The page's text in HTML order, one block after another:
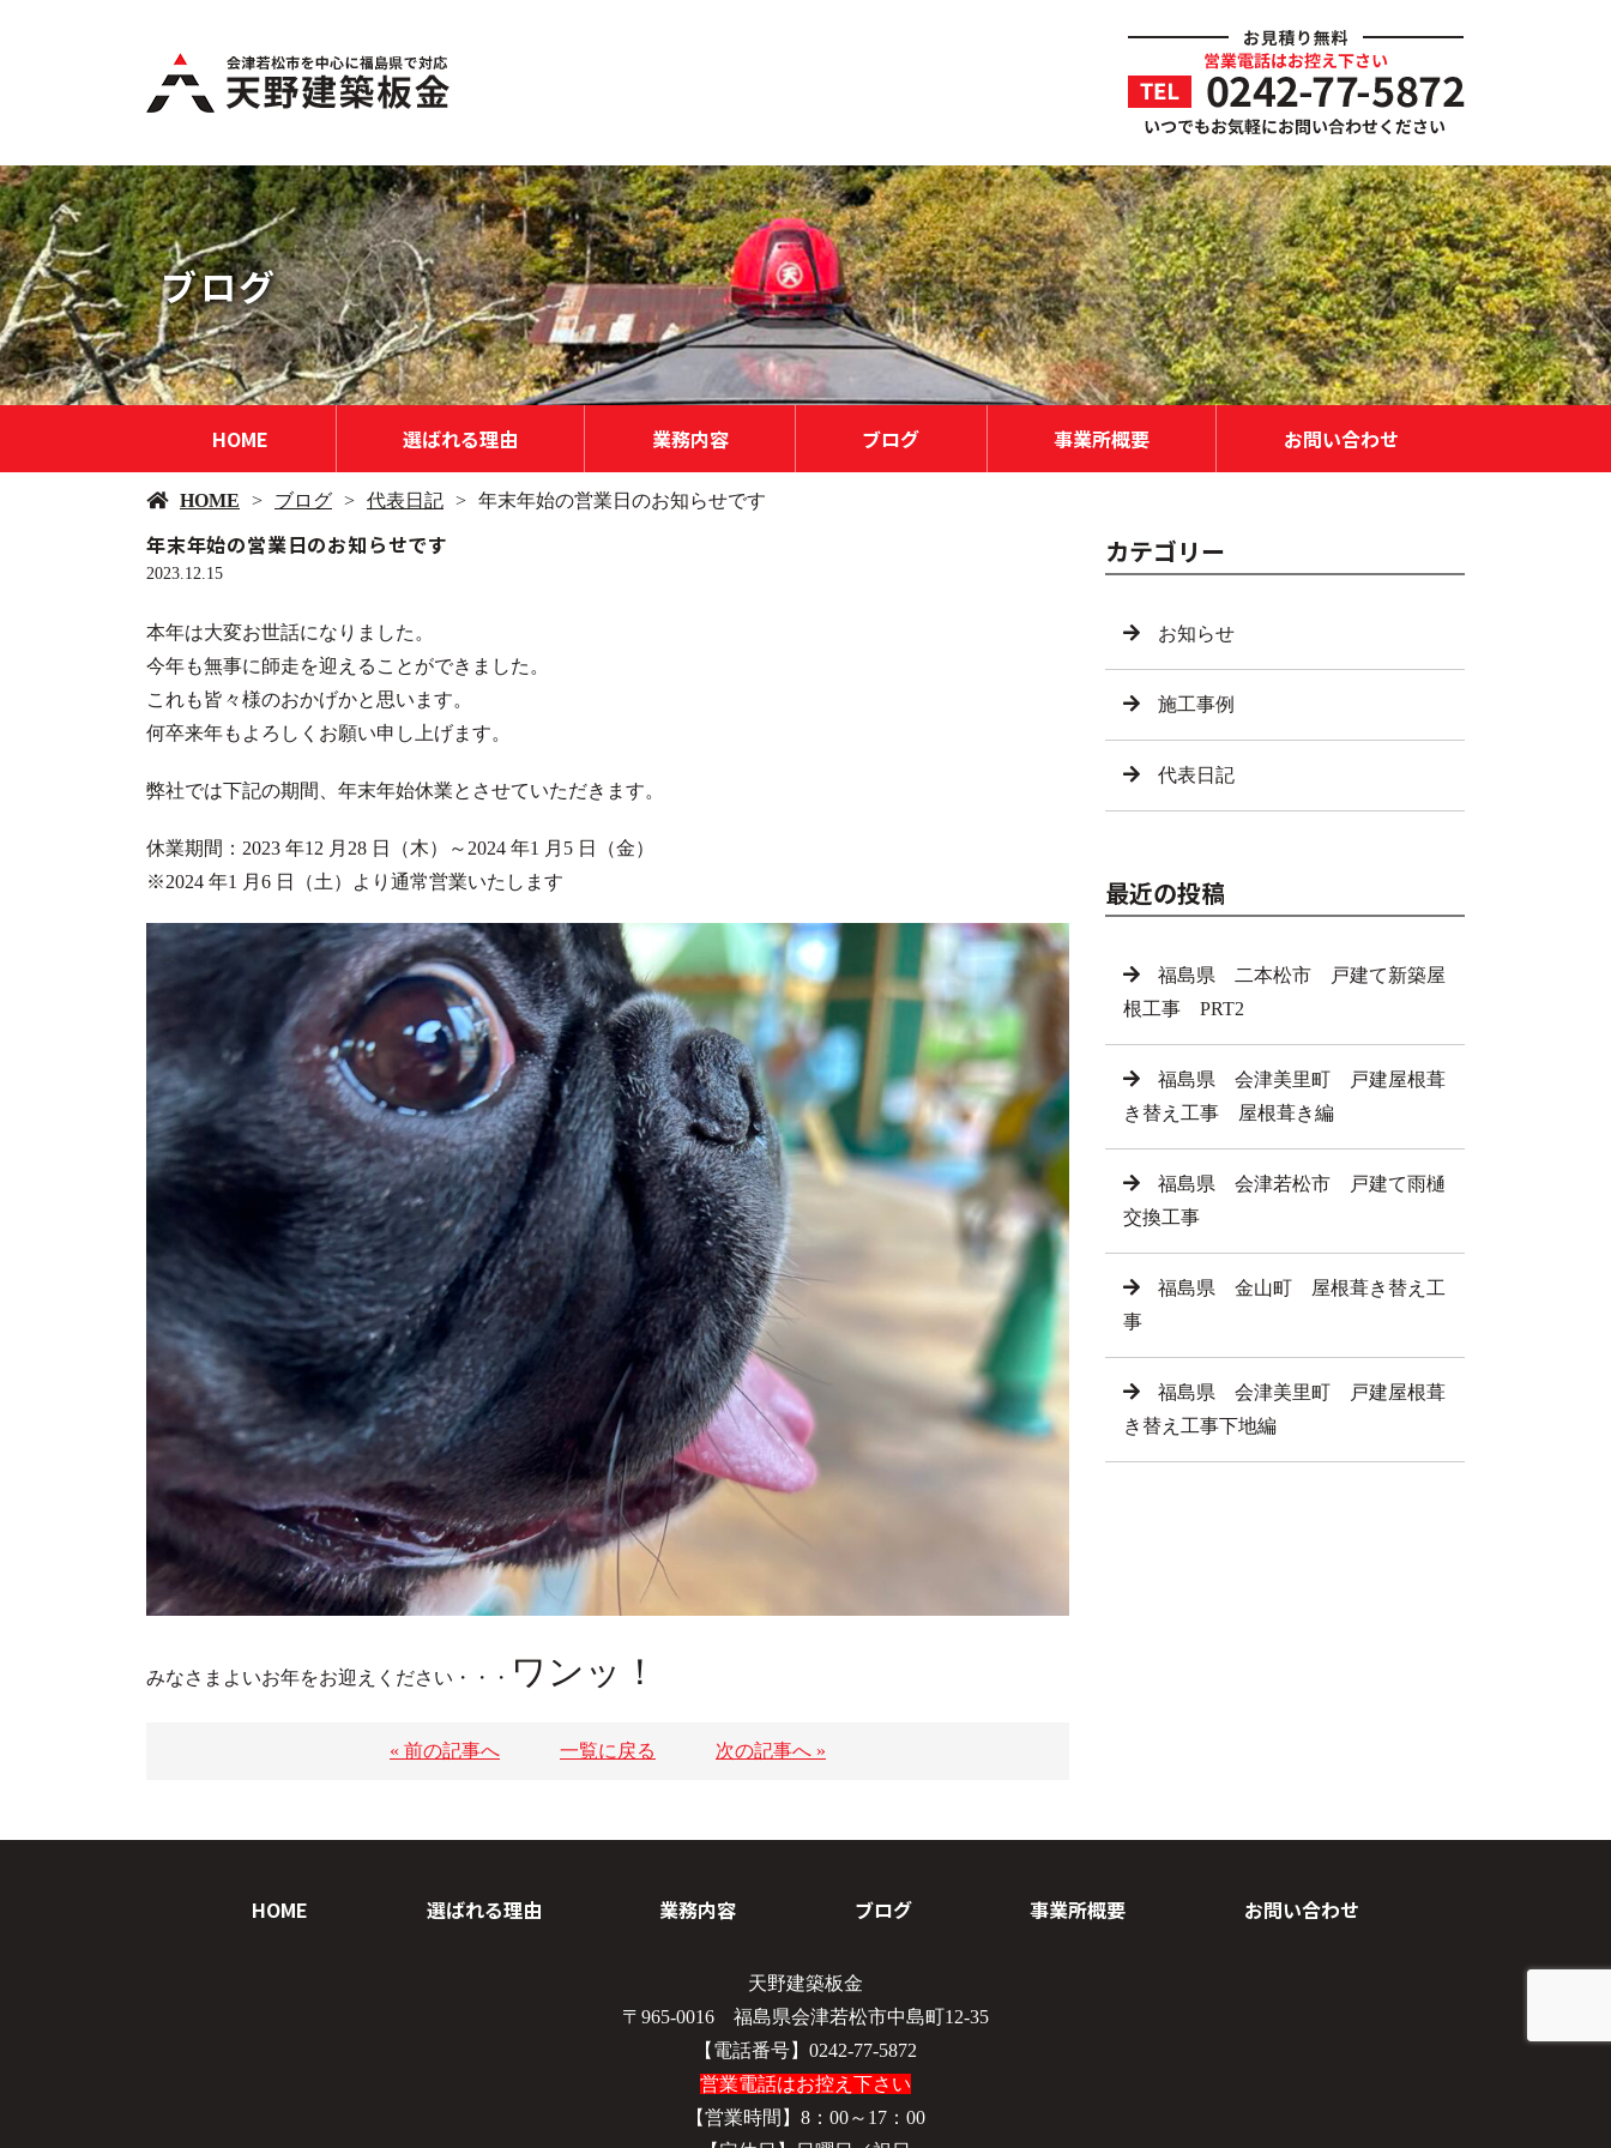
ブログ
HOME 選ばれる理由 業務内容 ブログ 事業所概要 お問い合わせ
HOME ブログ 代表日記 年末年始の営業日のお知らせです
年末年始の営業日のお知らせです
2023.12.15
本年は大変お世話になりました。
今年も無事に師走を迎えることができました。
これも皆々様のおかげかと思います。
何卒来年もよろしくお願い申し上げます。
弊社では下記の期間、年末年始休業とさせていただきます。
休業期間：2023 年12 月28 日（木）～2024 年1 月5 日（金）
※2024 年1 月6 日（土）より通常営業いたします
みなさまよいお年をお迎えください・・・ ワンッ！
« 前の記事へ 一覧に戻る 次の記事へ »
カテゴリー
お知らせ
施工事例
代表日記
最近の投稿
福島県 二本松市 戸建て新築屋
根工事 PRT2
福島県 会津美里町 戸建屋根葺
き替え工事 屋根葺き編
福島県 会津若松市 戸建て雨樋
交換工事
福島県 金山町 屋根葺き替え工
事
福島県 会津美里町 戸建屋根葺
き替え工事下地編
HOME 選ばれる理由 業務内容 ブログ 事業所概要 お問い合わせ
天野建築板金
〒965-0016 福島県会津若松市中島町12-35
【電話番号】0242-77-5872
営業電話はお控え下さい
【営業時間】8：00～17：00